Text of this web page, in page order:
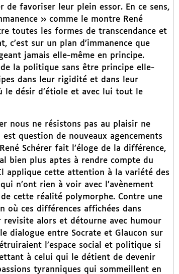
de favoriser leur plein essor. En ce sens,
» comme le montre René
toutes les formes de transcendance et
c’est sur un plan d’immanence que
jamais elle-même en principe.
la politique sans être principe elle-
dans leur rigidité et dans leur
le désir d’étiole et avec lui tout le
nous ne résistons pas au plaisir ne
question de nouveaux agencements
Schérer fait l’éloge de la différence,
bien plus aptes à rendre compte du
applique cette attention à la variété des
n’ont rien à voir avec l’avènement
cette réalité polymorphe. Contre une
ces différences affichées dans
revisite alors et détourne avec humour
dialogue entre Socrate et Glaucon sur
l’espace social et politique si
à celui qui le détient de devenir
tyranniques qui sommeillent en